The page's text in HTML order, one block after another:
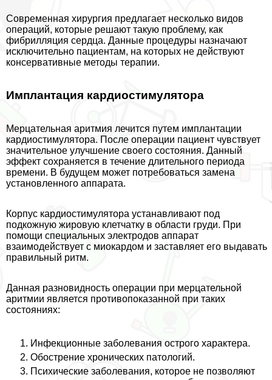
Современная хирургия предлагает несколько видов
операций, которые решают такую проблему, как
фибрилляция сердца. Данные процедуры назначают
исключительно пациентам, на которых не действуют
консервативные методы терапии.
Имплантация кардиостимулятора
Мерцательная аритмия лечится путем имплантации
кардиостимулятора. После операции пациент чувствует
значительное улучшение своего состояния. Данный
эффект сохраняется в течение длительного периода
времени. В будущем может потребоваться замена
установленного аппарата.
Корпус кардиостимулятора устанавливают под
подкожную жировую клетчатку в области гpyди. При
помощи специальных электродов аппарат
взаимодействует с миокардом и заставляет его выдавать
правильный ритм.
Данная разновидность операции при мерцательной
аритмии является противопоказанной при таких
состояниях:
Инфекционные заболевания острого хаpaктера.
Обострение хронических патологий.
Психические заболевания, которое не позволяют